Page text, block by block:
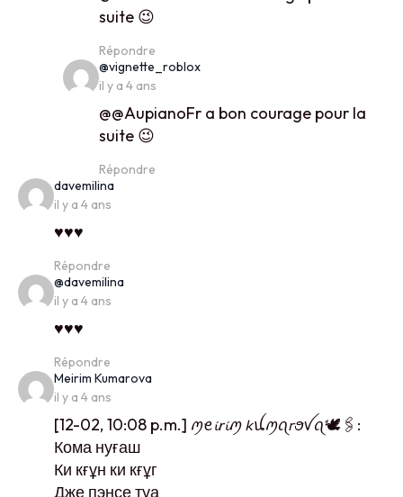
suite 😉
Répondre
@vignette_robloxsays:
il y a 4 ans
@@AupianoFr a bon courage pour la
suite 😉
Répondre
davemilinasays:
il y a 4 ans
♥️♥️♥️
Répondre
@davemilinasays:
il y a 4 ans
♥️♥️♥️
Répondre
Meirim Kumarovasays:
il y a 4 ans
[12-02, 10:08 p.m.] ꪑꫀ𝓲𝘳𝓲ꪑ 𝘬ꪊꪑꪖ𝘳ꪮꪜꪖ🕊️🖇️:
Кома нуғаш
Ки кғұн ки кғұг
Дже пэнсе туа